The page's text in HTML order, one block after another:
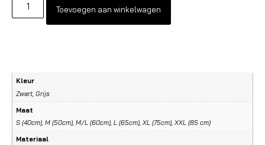
Toevoegen aan winkelwagen
Kleur
Zwart, Grijs
Maat
S (40cm), M (50cm), M/L (60cm), L (65cm), XL (75cm), XXL (85 cm)
Materiaal